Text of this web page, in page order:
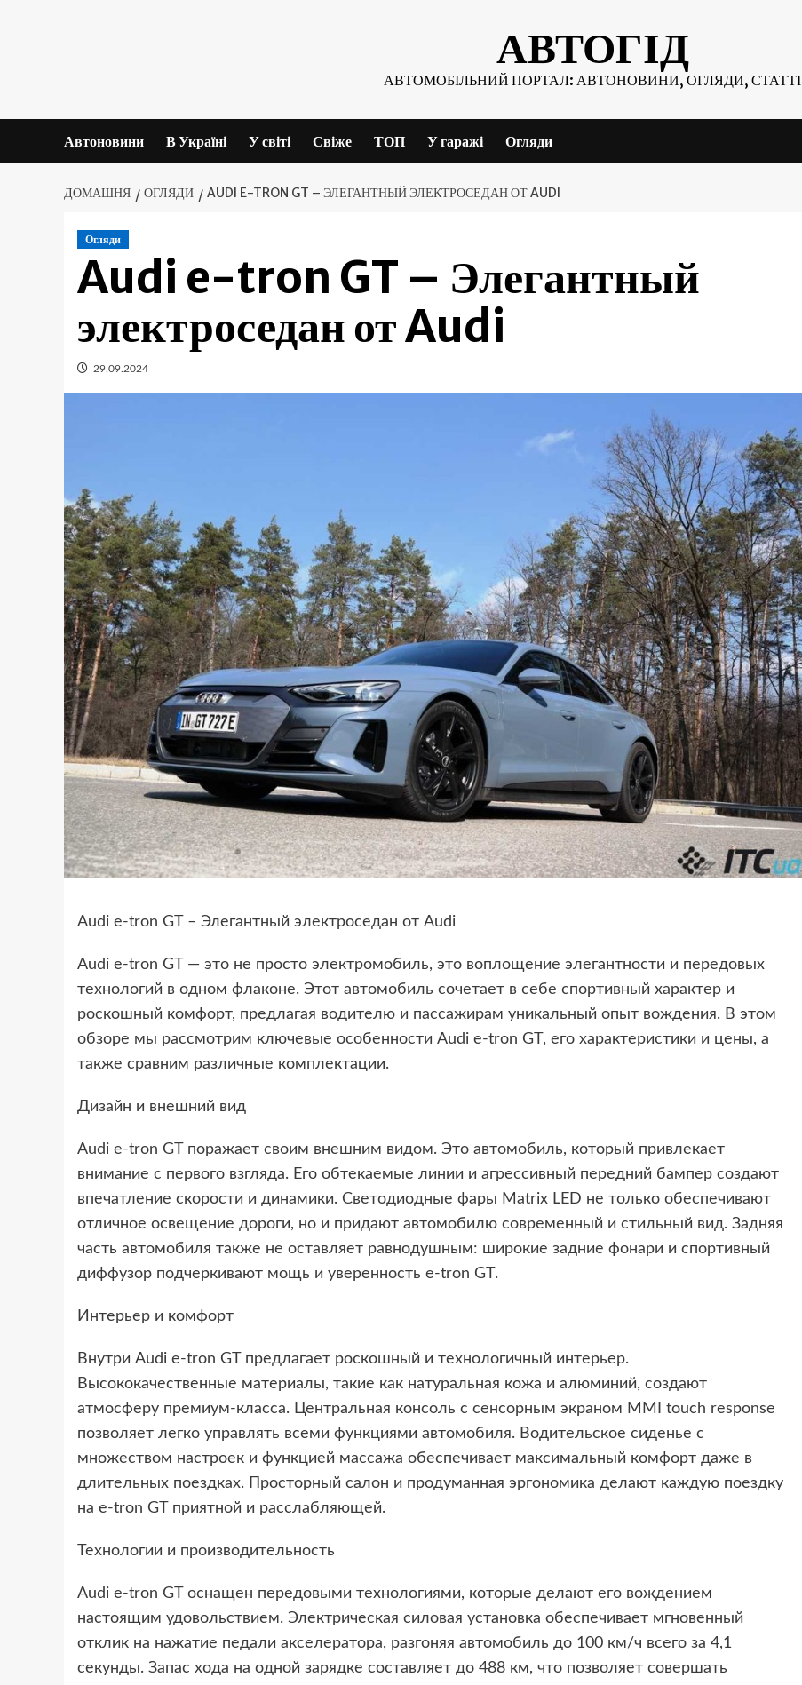
АВТОГІД
АВТОМОБІЛЬНИЙ ПОРТАЛ: АВТОНОВИНИ, ОГЛЯДИ, СТАТТІ
Автоновини В Україні У світі Свіже ТОП У гаражі Огляди
ДОМАШНЯ ОГЛЯДИ AUDI E-TRON GT – ЭЛЕГАНТНЫЙ ЭЛЕКТРОСЕДАН ОТ AUDI
Огляди
Audi e-tron GT – Элегантный
электроседан от Audi
29.09.2024
Audi e-tron GT – Элегантный электроседан от Audi
Audi e-tron GT — это не просто электромобиль, это воплощение элегантности и передовых
технологий в одном флаконе. Этот автомобиль сочетает в себе спортивный характер и
роскошный комфорт, предлагая водителю и пассажирам уникальный опыт вождения. В этом
обзоре мы рассмотрим ключевые особенности Audi e-tron GT, его характеристики и цены, а
также сравним различные комплектации.
Дизайн и внешний вид
Audi e-tron GT поражает своим внешним видом. Это автомобиль, который привлекает
внимание с первого взгляда. Его обтекаемые линии и агрессивный передний бампер создают
впечатление скорости и динамики. Светодиодные фары Matrix LED не только обеспечивают
отличное освещение дороги, но и придают автомобилю современный и стильный вид. Задняя
часть автомобиля также не оставляет равнодушным: широкие задние фонари и спортивный
диффузор подчеркивают мощь и уверенность e-tron GT.
Интерьер и комфорт
Внутри Audi e-tron GT предлагает роскошный и технологичный интерьер.
Высококачественные материалы, такие как натуральная кожа и алюминий, создают
атмосферу премиум-класса. Центральная консоль с сенсорным экраном MMI touch response
позволяет легко управлять всеми функциями автомобиля. Водительское сиденье с
множеством настроек и функцией массажа обеспечивает максимальный комфорт даже в
длительных поездках. Просторный салон и продуманная эргономика делают каждую поездку
на e-tron GT приятной и расслабляющей.
Технологии и производительность
Audi e-tron GT оснащен передовыми технологиями, которые делают его вождением
настоящим удовольствием. Электрическая силовая установка обеспечивает мгновенный
отклик на нажатие педали акселератора, разгоняя автомобиль до 100 км/ч всего за 4,1
секунды. Запас хода на одной зарядке составляет до 488 км, что позволяет совершать